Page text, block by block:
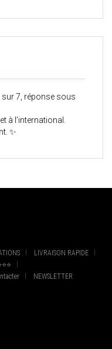
7, réponse sous
à l’international.
✨
LIVRAISON RAPIDE
NEWSLETTER